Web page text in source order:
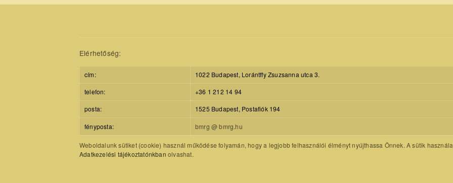
Elérhetőség:
cím:
1022 Budapest, Lorántffy Zsuzsanna utca 3.
telefon:
+36 1 212 14 94
posta:
1525 Budapest, Postafiók 194
fényposta: bmrg @ bmrg.hu
Weboldalunk sütiket (cookie) használ működése folyamán, hogy a legjobb felhasználói élményt nyújthassa Önnek. A sütik
Adatkezelési tájékoztatónkban olvashat.